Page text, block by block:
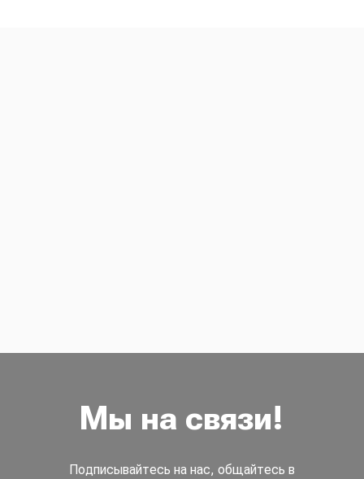
Мы на связи!
Подписывайтесь на нас, общайтесь в